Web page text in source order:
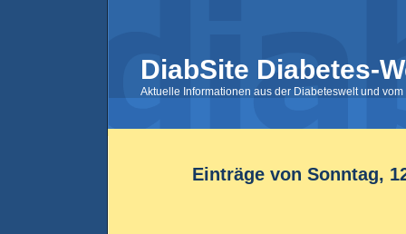
DiabSite Diabetes-
Aktuelle Informationen aus der Diabeteswelt und
Einträge von Sonntag,